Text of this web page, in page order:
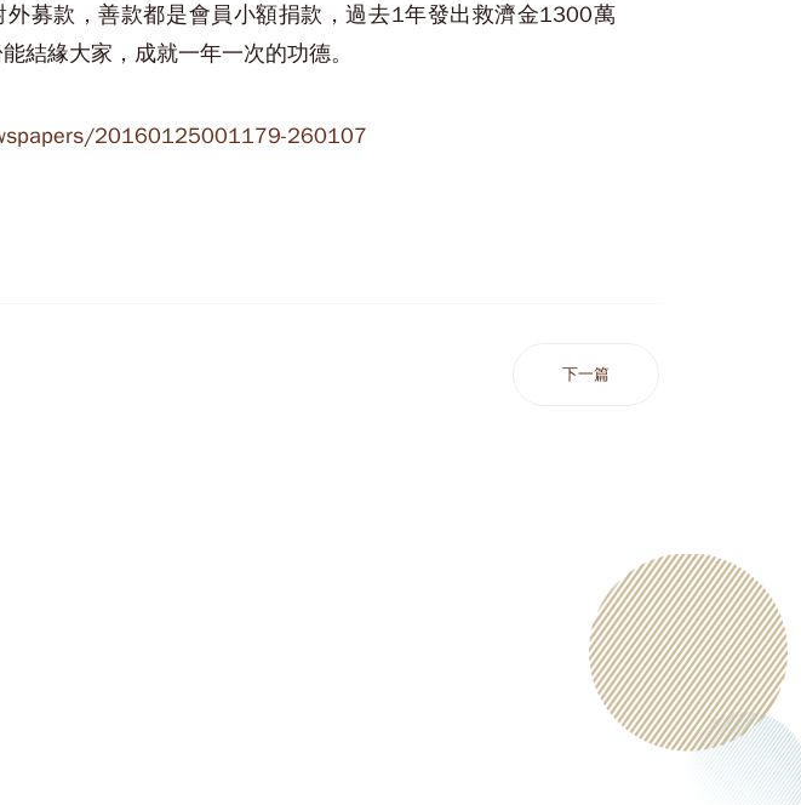
募款，善款都是會員小額捐款，過去1年發出救濟金1300萬
結緣大家，成就一年一次的功德。
20160125001179-260107
下一篇